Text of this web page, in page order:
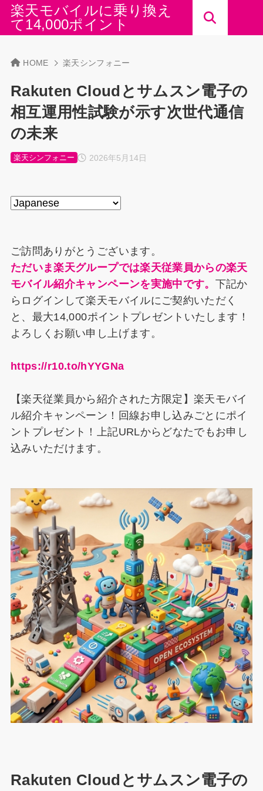
楽天モバイルに乗り換え
て14,000ポイント
HOME 楽天シンフォニー
Rakuten Cloudとサムスン電子の
相互運用性試験が示す次世代通信
の未来
2026年5月14日
楽天シンフォニー
ご訪問ありがとうございます。
ただいま楽天グループでは楽天従業員からの楽天
モバイル紹介キャンペーンを実施中です。 下記か
らログインして楽天モバイルにご契約いただく
と、最大14,000ポイントプレゼントいたします！
よろしくお願い申し上げます。
https://r10.to/hYYGNa
【楽天従業員から紹介された方限定】楽天モバイ
ル紹介キャンペーン！回線お申し込みごとにポイ
ントプレゼント！上記URLからどなたでもお申し
込みいただけます。
Rakuten Cloudとサムスン電子の